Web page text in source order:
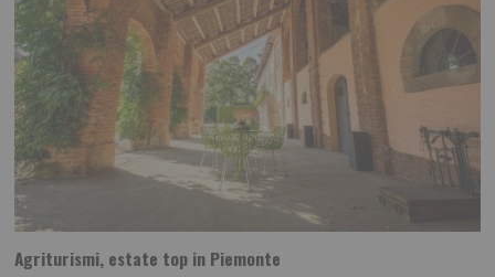
Agriturismi, estate top in Piemonte